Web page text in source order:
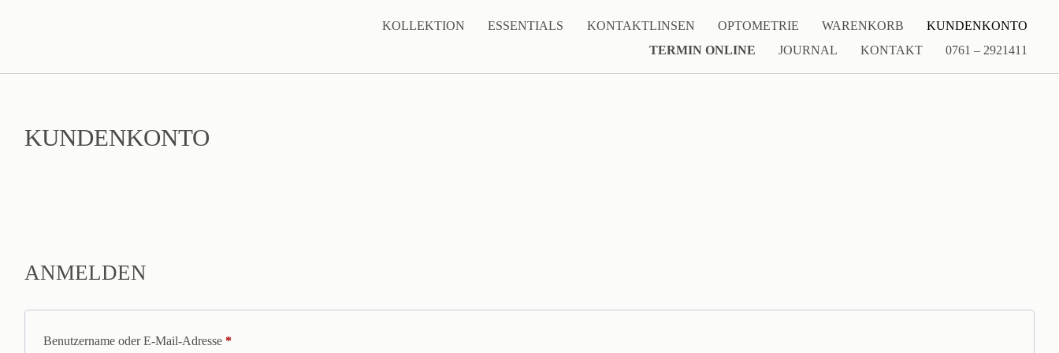
KOLLEKTION ESSENTIALS KONTAKTLINSEN OPTOMETRIE WARENKORB
KUNDENKONTO
TERMIN ONLINE
JOURNAL KONTAKT 0761 – 2921411
KUNDENKONTO
ANMELDEN
Benutzername oder E-Mail-Adresse *